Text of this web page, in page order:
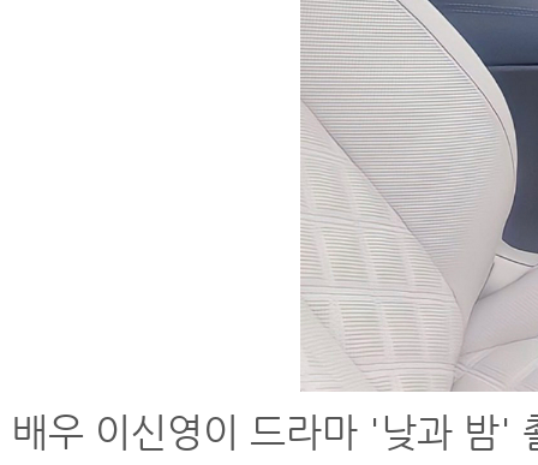
배우 이신영이 드라마 '낮과 밤'